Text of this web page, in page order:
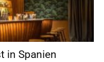
in Spanien